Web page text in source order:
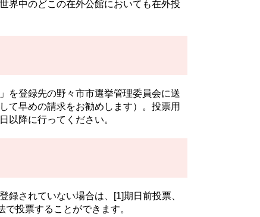
界中のどこの在外公館においても在外投
を登録先の野々市市選挙管理委員会に送
て早めの請求をお勧めします）。投票用
以降に行ってください。
されていない場合は、[1]期日前投票、
投票することができます。